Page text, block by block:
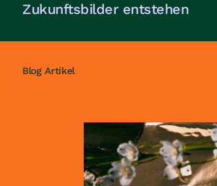
Zukunftsbilder entstehen
Blog Artikel